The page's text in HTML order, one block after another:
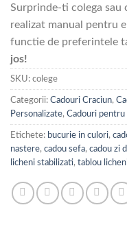
Surprinde-ti colega sau
realizat manual pentru
functie de preferintele
jos!
SKU: colege
Categorii: Cadouri Craciun,
Personalizate, Cadouri
Etichete: bucurie in culori,
nastere, cadou sefa, cadou zi
licheni stabilizati, tablou